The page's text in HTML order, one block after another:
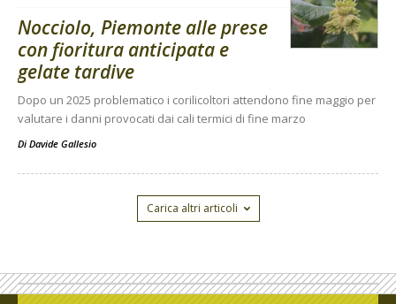
Nocciolo, Piemonte alle prese
con fioritura anticipata e
gelate tardive
Dopo un 2025 problematico i corilicoltori attendono fine maggio per
valutare i danni provocati dai cali termici di fine marzo
Di Davide Gallesio
Carica altri articoli